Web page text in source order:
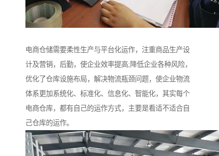
电商仓储需要柔性生产与平台化运作，注重商品生产设
计及营销，后勤，使企业效率提高;降低企业各种风险，
优化了仓库设施布局，解决物流瓶颈问题，使企业物流
体系更加系统化、标准化、信息化、智能化，其实每个
电商仓库，都有自己的运作方式，主要是看适不适合自
己仓库的运作。